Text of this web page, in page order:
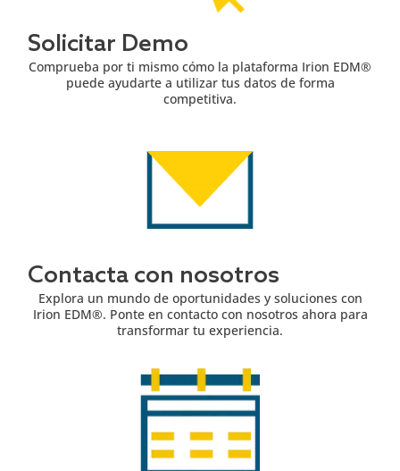
Solicitar Demo
Comprueba por ti mismo cómo la plataforma Irion EDM®
puede ayudarte a utilizar tus datos de forma
competitiva.
Contacta con nosotros
Explora un mundo de oportunidades y soluciones con
Irion EDM®. Ponte en contacto con nosotros ahora para
transformar tu experiencia.